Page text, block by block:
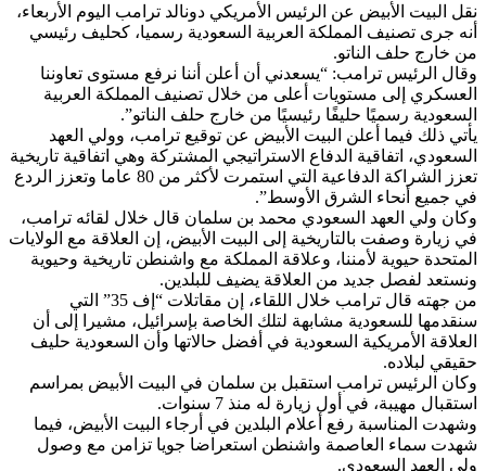
نقل البيت الأبيض عن الرئيس الأمريكي دونالد ترامب اليوم الأربعاء،
أنه جرى تصنيف المملكة العربية السعودية رسميا، كحليف رئيسي
من خارج حلف الناتو.
وقال الرئيس ترامب: “يسعدني أن أعلن أننا نرفع مستوى تعاوننا
العسكري إلى مستويات أعلى من خلال تصنيف المملكة العربية
السعودية رسميًا حليفًا رئيسيًا من خارج حلف الناتو”.
يأتي ذلك فيما أعلن البيت الأبيض عن توقيع ترامب، وولي العهد
السعودي، اتفاقية الدفاع الاستراتيجي المشتركة وهي اتفاقية تاريخية
تعزز الشراكة الدفاعية التي استمرت لأكثر من 80 عاما وتعزز الردع
في جميع أنحاء الشرق الأوسط”.
وكان ولي العهد السعودي محمد بن سلمان قال خلال لقائه ترامب،
في زيارة وصفت بالتاريخية إلى البيت الأبيض، إن العلاقة مع الولايات
المتحدة حيوية لأمننا، وعلاقة المملكة مع واشنطن تاريخية وحيوية
ونستعد لفصل جديد من العلاقة يضيف للبلدين.
من جهته قال ترامب خلال اللقاء، إن مقاتلات “إف 35” التي
سنقدمها للسعودية مشابهة لتلك الخاصة بإسرائيل، مشيرا إلى أن
العلاقة الأمريكية السعودية في أفضل حالاتها وأن السعودية حليف
حقيقي لبلاده.
وكان الرئيس ترامب استقبل بن سلمان في البيت الأبيض بمراسم
استقبال مهيبة، في أول زيارة له منذ 7 سنوات.
وشهدت المناسبة رفع أعلام البلدين في أرجاء البيت الأبيض، فيما
شهدت سماء العاصمة واشنطن استعراضا جويا تزامن مع وصول
ولي العهد السعودي.